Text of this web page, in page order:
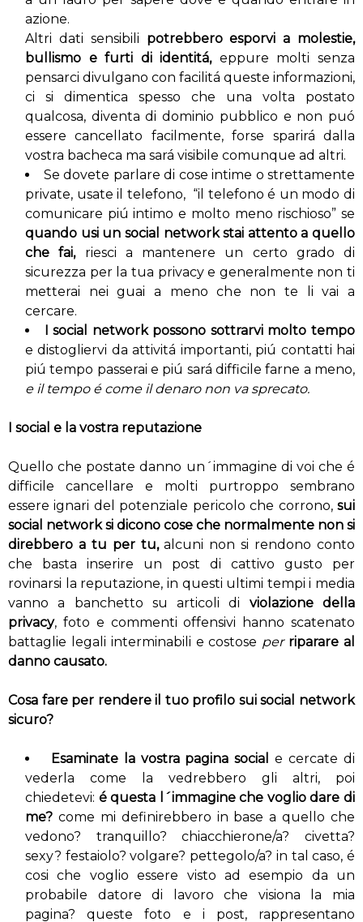
azione.
Altri dati sensibili potrebbero esporvi a molestie,
bullismo e furti di identitá, eppure molti senza
pensarci divulgano con facilitá queste informazioni,
ci si dimentica spesso che una volta postato
qualcosa, diventa di dominio pubblico e non puó
essere cancellato facilmente, forse sparirá dalla
vostra bacheca ma sará visibile comunque ad altri.
Se dovete parlare di cose intime o strettamente
private, usate il telefono, “il telefono é un modo di
comunicare piú intimo e molto meno rischioso” se
quando usi un social network stai attento a quello
che fai,riesci a mantenere un certo grado di
sicurezza per la tua privacy e generalmente non ti
metterai nei guai a meno che non te li vai a
cercare.
I social network possono sottrarvi molto tempo
e distogliervi da attivitá importanti, piú contatti hai
piú tempo passerai e piú sará difficile farne a meno,
e il tempo é come il denaro non va sprecato.
I social e la vostra reputazione
Quello che postate danno un´immagine di voi che é
difficile cancellare e molti purtroppo sembrano
essere ignari del potenziale pericolo che corrono, sui
social network si dicono cose che normalmente non si
direbbero a tu per tu,alcuni non si rendono conto
che basta inserire un post di cattivo gusto per
rovinarsi la reputazione, in questi ultimi tempi i media
vanno a banchetto su articoli di violazione della
privacy, foto e commenti offensivi hanno scatenato
battaglie legali interminabili e costose per riparare al
danno causato.
Cosa fare per rendere il tuo profilo sui social network
sicuro?
Esaminate la vostra pagina social
e cercate di
vederla come la vedrebbero gli altri, poi
chiedetevi: é questa l´immagine che voglio dare di
me? come mi definirebbero in base a quello che
vedono? tranquillo? chiacchierone/a? civetta?
sexy? festaiolo? volgare? pettegolo/a? in tal caso, é
cosi che voglio essere visto ad esempio da un
probabile datore di lavoro che visiona la mia
pagina? queste foto e i post, rappresentano